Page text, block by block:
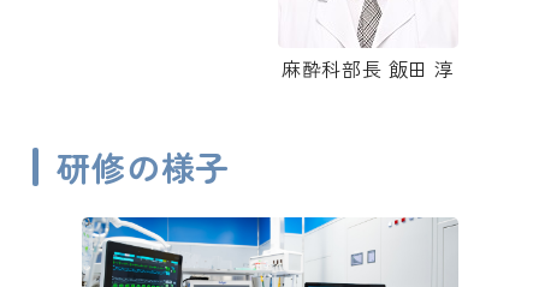
麻酔科部長 飯田 淳
研修の様子